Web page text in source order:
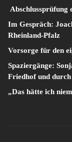
Abschlussprüfung
Im Gespräch:
Rheinland-Pfalz
Vorsorge für den
Spaziergänge:
Friedhof und
„Das hätte ich